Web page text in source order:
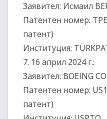
Заявител: Исмаил
Патентен номер:
патент)
Институция:
7.⁠ ⁠16 април 2024 г.:
Заявител: BOEING
Патентен номер:
патент)